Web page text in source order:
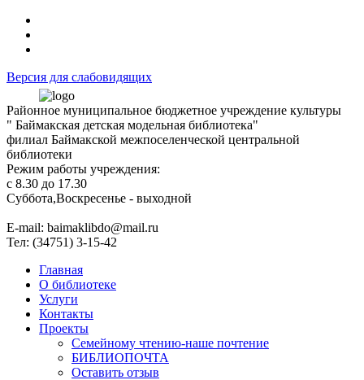
Версия для слабовидящих
Районное муниципальное бюджетное учреждение культуры
" Баймакская детская модельная библиотека"
филиал Баймакской межпоселенческой центральной
библиотеки
Режим работы учреждения:
с 8.30 до 17.30
Суббота,Воскресенье - выходной
Е-mail: baimaklibdo@mail.ru
Тел: (34751) 3-15-42
Главная
О библиотеке
Услуги
Контакты
Проекты
Семейному чтению-наше почтение
БИБЛИОПОЧТА
Оставить отзыв